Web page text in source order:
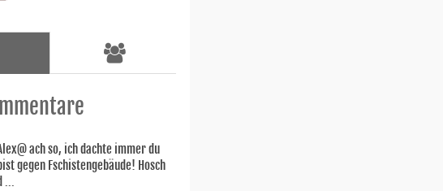
ach so, ich dachte immer du
gegen Fschistengebäude! Hosch
...